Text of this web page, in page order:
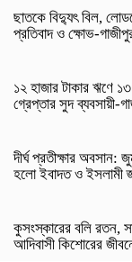
ছাতকে বিদ্যুৎ বিল,
প্রতিবাদ ও ক্ষোভ-
১২ হাজার টাকার ঋণে ১৩
গ্রেপ্তার সুদ ব্যবসায়ী-
দীর্ঘ প্রতীক্ষার
হলো ইবাদত ও ইসলামী
কুসংস্কারের বলি রতন,
আদিবাসী কিশোরের